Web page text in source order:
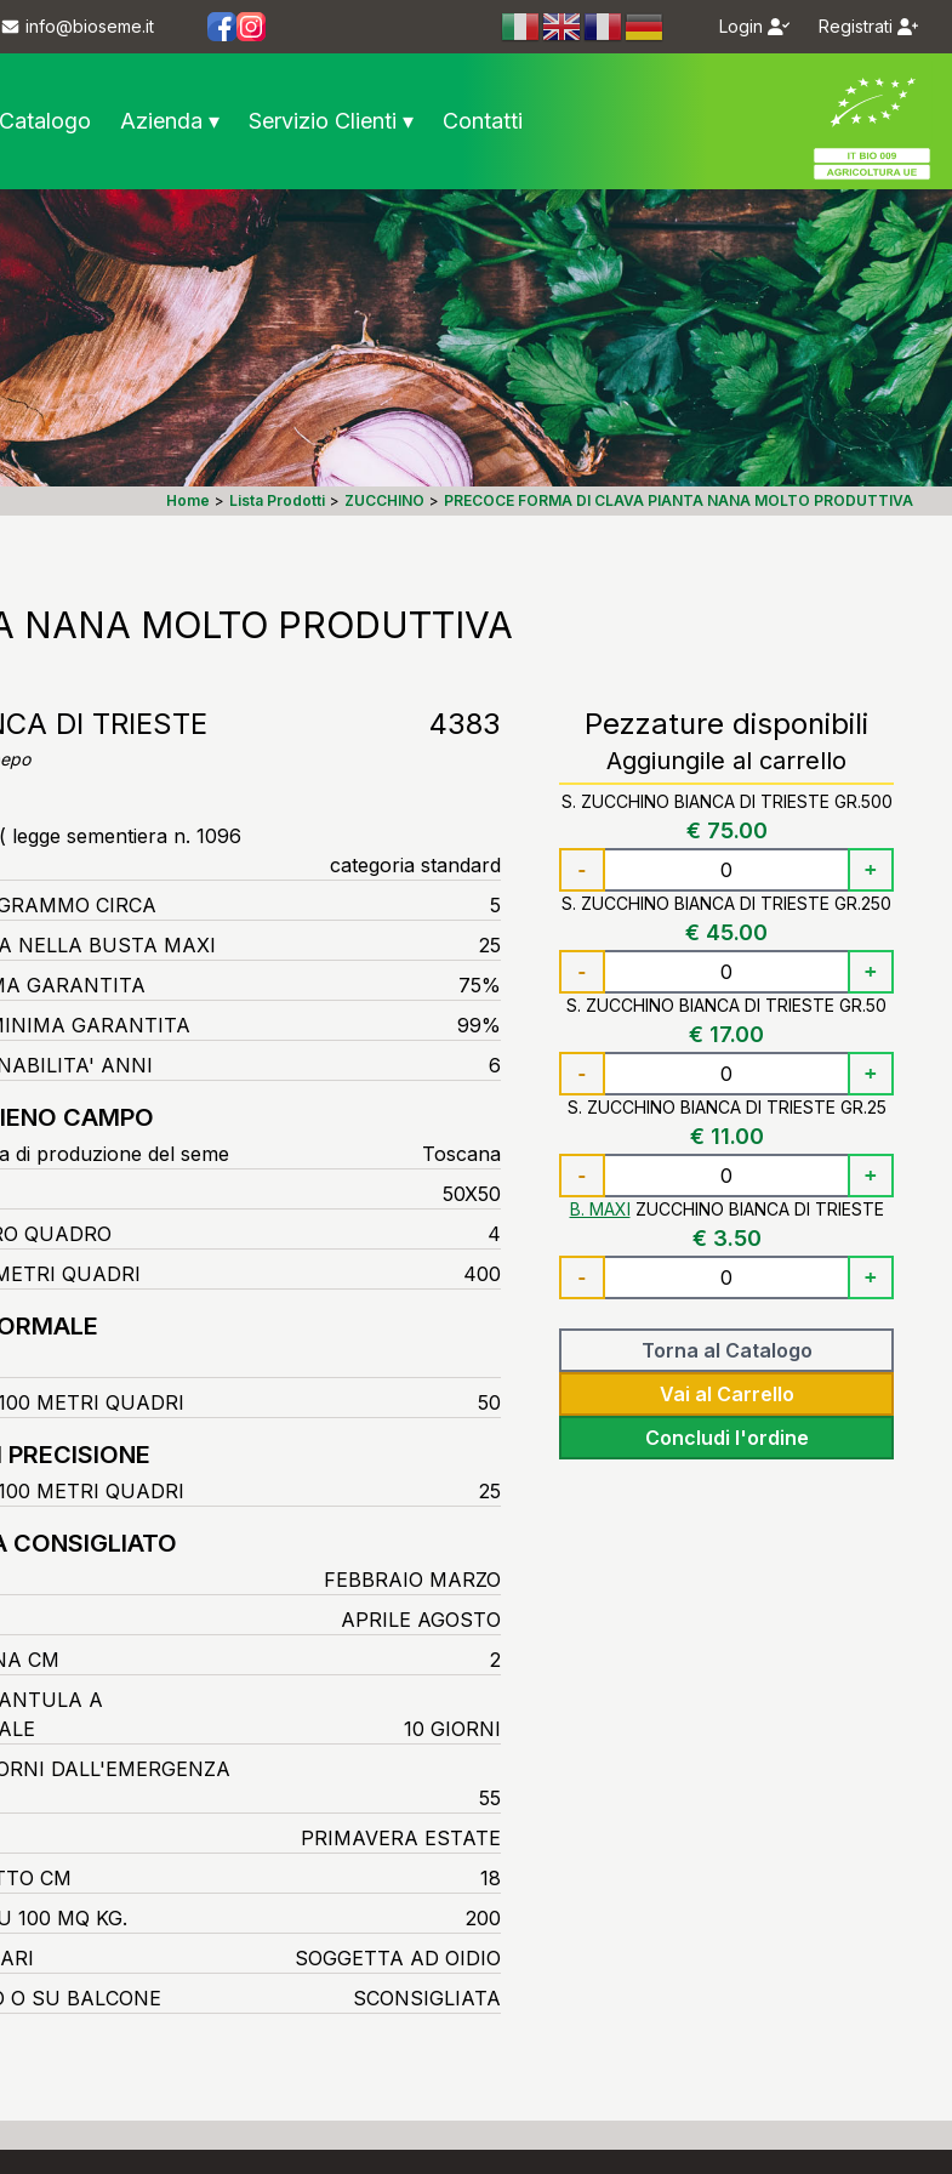
info@bioseme.it
https://www.facebook.com/bioseme.it/
https://www.instagram.com/bioseme.it/
Login Registrati
Catalogo Azienda ▾ Servizio Clienti ▾ Contatti
Home > Lista Prodotti > ZUCCHINO > PRECOCE FORMA DI CLAVA PIANTA NANA MOLTO PRODUTTIVA
NANA MOLTO PRODUTTIVA
DI TRIESTE 4383
legge sementiera n. 1096
categoria standard
CIRCA
5
NELLA BUSTA MAXI
25
GARANTITA
75%
GARANTITA
99%
ANNI
6
CAMPO
di produzione del seme
Toscana
50X50
QUADRO
4
QUADRI
400
METRI QUADRI
50
METRI QUADRI 25
CONSIGLIATO
FEBBRAIO MARZO
APRILE AGOSTO
CM
2
A
10 GIORNI
DALL'EMERGENZA
55
PRIMAVERA ESTATE
CM
18
100 MQ KG.
200
SOGGETTA AD OIDIO
O SU BALCONE
SCONSIGLIATA
Pezzature disponibili
Aggiungile al carrello
S. ZUCCHINO BIANCA DI TRIESTE GR.500
€ 75.00
- +
S. ZUCCHINO BIANCA DI TRIESTE GR.250
€ 45.00
- +
S. ZUCCHINO BIANCA DI TRIESTE GR.50
€ 17.00
- +
S. ZUCCHINO BIANCA DI TRIESTE GR.25
€ 11.00
- +
B. MAXI ZUCCHINO BIANCA DI TRIESTE
€ 3.50
- +
Torna al Catalogo
Vai al Carrello
Concludi l'ordine